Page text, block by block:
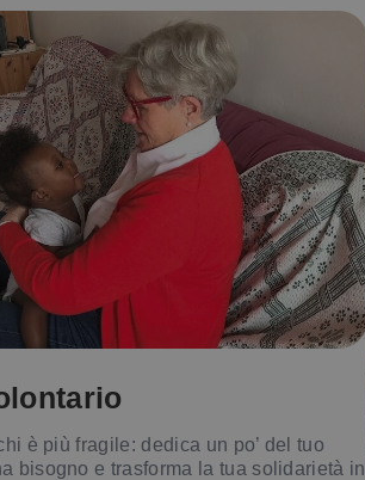
è più fragile: dedica un po’ del tuo
bisogno e trasforma la tua solidarietà in